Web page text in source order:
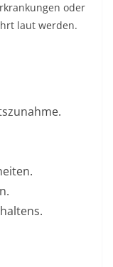
oder
laut werden.